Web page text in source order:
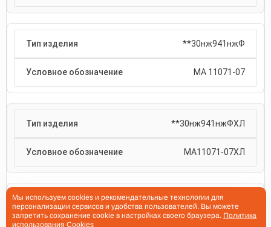
**30нж941нжФ
МА 11071-07
**30нж941нжФХЛ
МА11071-07ХЛ
30с964нжФ
Мы используем cookies и рекомендательные технологии для
персонализации сервисов и удобства пользователей. Вы можете
запретить сохранение cookie в настройках своего браузера. Политика
использования Cookies